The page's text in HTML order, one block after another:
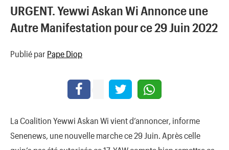
URGENT. Yewwi Askan Wi Annonce une
Autre Manifestation pour ce 29 Juin 2022
Publié par Pape Diop
La Coalition Yewwi Askan Wi vient d’annoncer, informe
Senenews, une nouvelle marche ce 29 Juin. Après celle